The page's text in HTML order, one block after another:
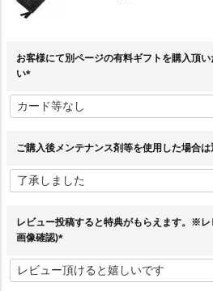
お客様にて別ページの有料ギフトを購入頂
い
必
須
ご購入後メンテナンス剤等を使用した場合
レビュー投稿すると特典がもらえます。※
画像確認)
必
須